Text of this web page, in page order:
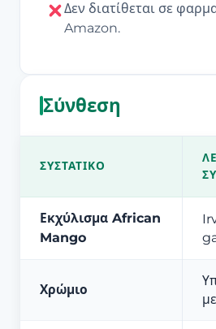
Δεν διατίθεται σε
Amazon.
Σύνθεση
ΣΥΣΤΑΤΙΚΌ
Εκχύλισμα African
Mango
Χρώμιο